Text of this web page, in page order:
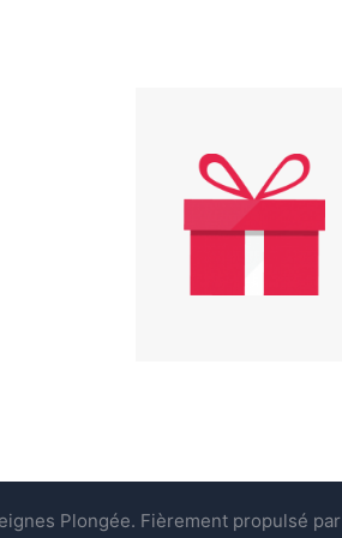
Plongée. Fièrement propulsé par